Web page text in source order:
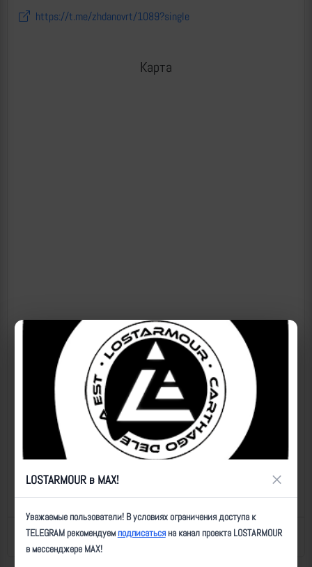
https://t.me/zhdanovrt/1089?single
Карта
Назад к списку Последнее обновление: 08.05.2025 18:11
LOSTARMOUR в MAX! ×
Уважаемые пользователи! В условиях ограничения доступа к
TELEGRAM рекомендуемподписатьсяна канал проекта LOSTARMOUR
в мессенджере MAX!